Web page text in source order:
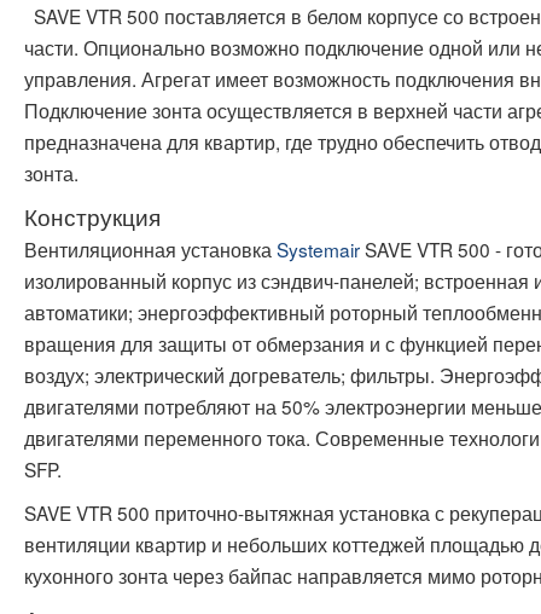
SAVE VTR 500 поставляется в белом корпусе со
части. Опционально возможно подключение одной или
управления. Агрегат имеет возможность подключения
Подключение зонта осуществляется в верхней части
предназначена для квартир, где трудно обеспечить
зонта.
Конструкция
Вентиляционная установка SystemairSAVE VTR 500 -
изолированный корпус из сэндвич-панелей;
автоматики; энергоэффективный роторный
вращения для защиты от обмерзания и с функцией
воздух; электрический догреватель; фильтры.
двигателями потребляют на 50% электроэнергии
двигателями переменного тока. Современные
SFP.
SAVE VTR 500 приточно-вытяжная установка с
вентиляции квартир и небольших коттеджей площадью
кухонного зонта через байпас направляется мимо